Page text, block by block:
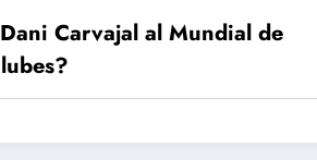
Carvajal al Mundial de